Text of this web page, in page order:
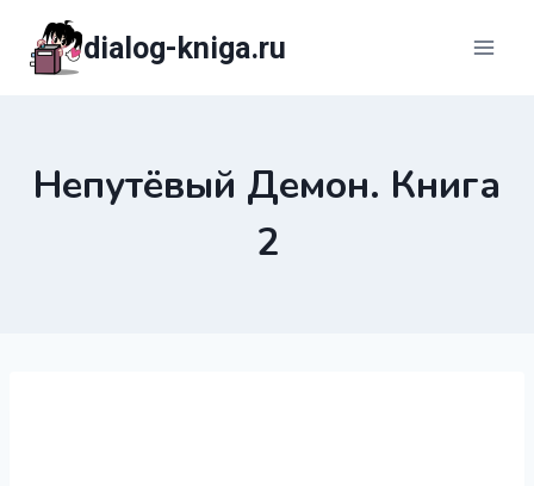
содержимому
dialog-kniga.ru
Непутёвый Демон. Книга
2